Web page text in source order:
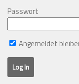
Passwort
Angemeldet